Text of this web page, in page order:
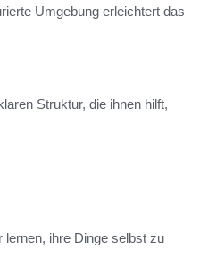
Umgebung erleichtert das
Struktur, die ihnen hilft,
lernen, ihre Dinge selbst zu